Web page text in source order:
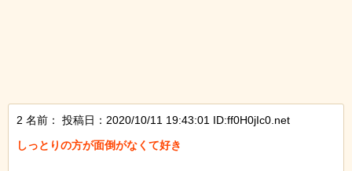
2 名前：
投稿日：2020/10/11 19:43:01 ID:ff0H0jIc0.net
しっとりの方が面倒がなくて好き